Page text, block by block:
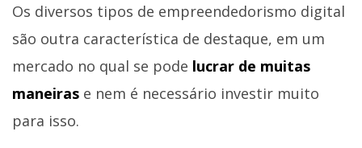
Os diversos tipos de empreendedorismo digital
são outra característica de destaque, em um
mercado no qual se pode lucrar de muitas
maneiras e nem é necessário investir muito
para isso.